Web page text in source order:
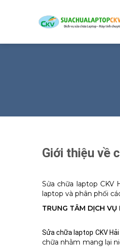
Giới thiệu về
Sửa chữa laptop
laptop và phân phối
TRUNG TÂM DỊCH VỤ
Sửa chữa laptop CKV
chữa nhằm mang lại